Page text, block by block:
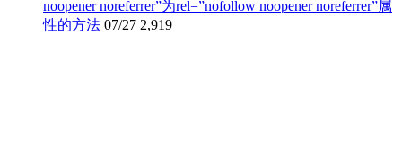
noopener noreferrer”为rel=”nofollow noopener noreferrer”属
性的方法 07/27 2,919